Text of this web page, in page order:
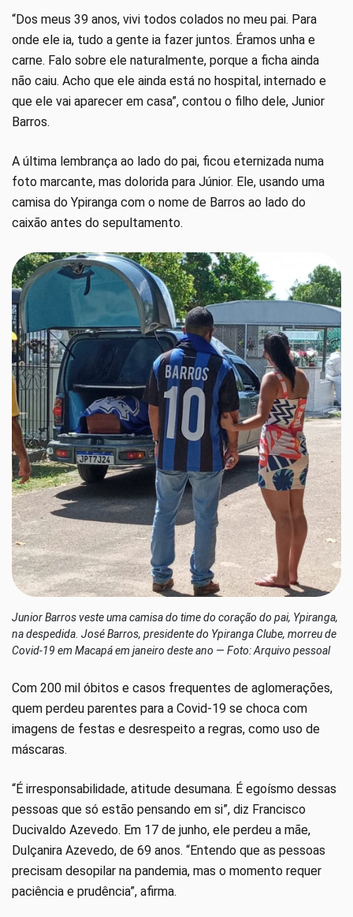
“Dos meus 39 anos, vivi todos colados no meu pai. Para
onde ele ia, tudo a gente ia fazer juntos. Éramos unha e
carne. Falo sobre ele naturalmente, porque a ficha ainda
não caiu. Acho que ele ainda está no hospital, internado e
que ele vai aparecer em casa”, contou o filho dele, Junior
Barros.
A última lembrança ao lado do pai, ficou eternizada numa
foto marcante, mas dolorida para Júnior. Ele, usando uma
camisa do Ypiranga com o nome de Barros ao lado do
caixão antes do sepultamento.
Junior Barros veste uma camisa do time do coração do pai, Ypiranga,
na despedida. José Barros, presidente do Ypiranga Clube, morreu de
Covid-19 em Macapá em janeiro deste ano — Foto: Arquivo pessoal
Com 200 mil óbitos e casos frequentes de aglomerações,
quem perdeu parentes para a Covid-19 se choca com
imagens de festas e desrespeito a regras, como uso de
máscaras.
“É irresponsabilidade, atitude desumana. É egoísmo dessas
pessoas que só estão pensando em si”, diz Francisco
Ducivaldo Azevedo. Em 17 de junho, ele perdeu a mãe,
Dulçanira Azevedo, de 69 anos. “Entendo que as pessoas
precisam desopilar na pandemia, mas o momento requer
paciência e prudência”, afirma.